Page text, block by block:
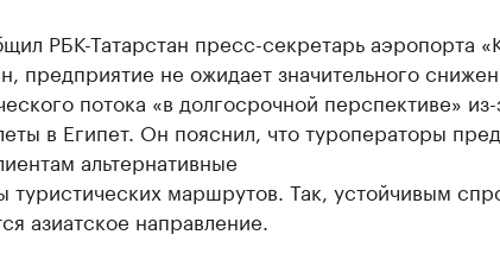
РБК-Татарстан пресс-секретарь аэропорта
предприятие не ожидает значительного
потока «в долгосрочной перспективе»
в Египет. Он пояснил, что туроператоры
альтернативные
туристических маршрутов. Так, устойчивым
азиатское направление.